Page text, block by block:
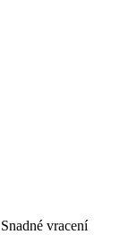
Snadné vracení